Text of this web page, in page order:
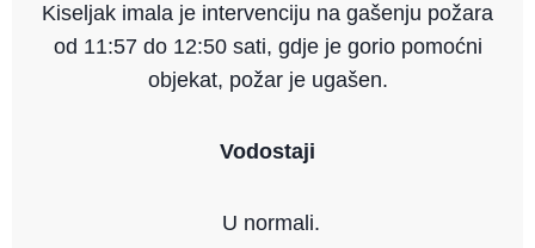
Kiseljak imala je intervenciju na gašenju požara
od 11:57 do 12:50 sati, gdje je gorio pomoćni
objekat, požar je ugašen.
Vodostaji
U normali.